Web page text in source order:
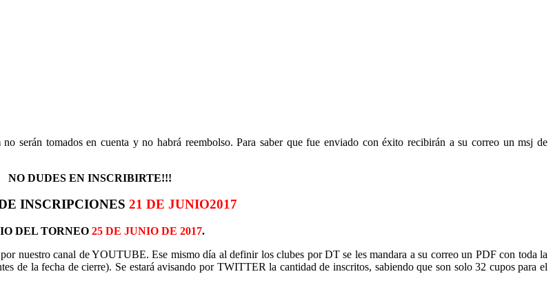
no serán tomados en cuenta y no habrá reembolso. Para saber que fue enviado con éxito recibirán a su correo un msj de
NO DUDES EN INSCRIBIRTE!!!
INSCRIPCIONES 21 DE JUNIO2017
DEL TORNEO 25 DE JUNIO DE 2017.
nuestro canal de YOUTUBE. Ese mismo día al definir los clubes por DT se les mandara a su correo un PDF con toda la
de la fecha de cierre). Se estará avisando por TWITTER la cantidad de inscritos, sabiendo que son solo 32 cupos para el